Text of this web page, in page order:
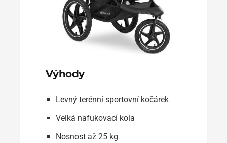
Výhody
Levný terénní sportovní kočárek
Velká nafukovací kola
Nosnost až 25 kg